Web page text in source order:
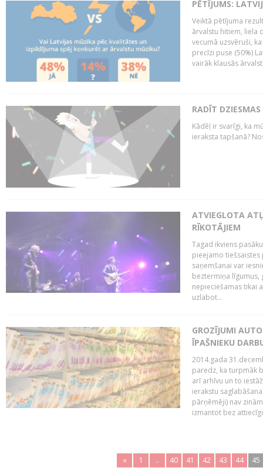
PĒTĪJUMS:
Veiktā pētījuma
ārvalstu hitiem, liela
vecumā uzsvēruši,
precīzi puse (50%)
vairāk klausās
RADĪT
Kādēļ ir svarīgi, ka
ieraksta tapšanā?
ATVIEGLOTA
RĪKOTĀJIEM
Tagad ikviens
pieejamo tiešsaistes
saņemšanai var
beztermiņa līgumus,
nepieciešamas tikai
uzlabot...
GROZĪJUMI
ĪPAŠNIEKU
2014.gada
paredz, ka turpmāk
arī arhīvu un to
ierakstu
pārņēmēji) nav
izmantot bez
« 1 .. 40 41 42 43 44 45